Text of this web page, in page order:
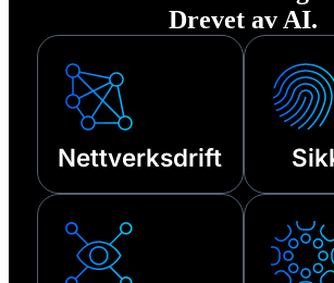
Drevet av AI.
Nettverksdrift